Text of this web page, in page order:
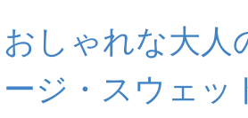
おしゃれな大人
ージ・スウェッ